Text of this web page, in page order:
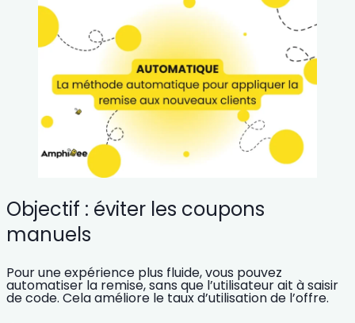
Objectif : éviter les coupons
manuels
Pour une expérience plus fluide, vous pouvez
automatiser la remise, sans que l’utilisateur ait à saisir
de code. Cela améliore le taux d’utilisation de l’offre.